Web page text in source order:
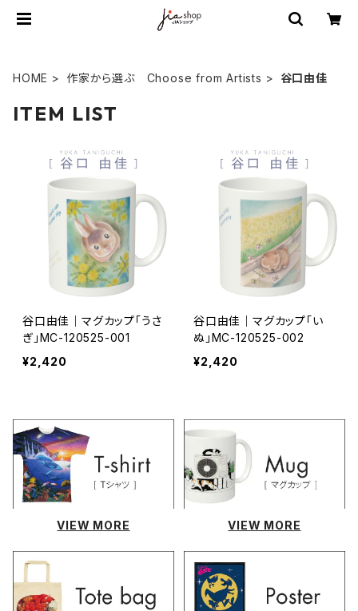
HOME 作家から選ぶ Choose from Artists 谷口由佳
ITEM LIST
谷口由佳｜マグカップ「うさ
ぎ」MC-120525-001
¥2,420
谷口由佳｜マグカップ「い
ぬ」MC-120525-002
¥2,420
VIEW MORE VIEW MORE